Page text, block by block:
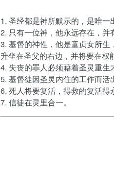
1. 圣经都是神所默示的，是唯一
2. 只有一位神，他永远存在，并
3. 基督的神性，他是童贞女所
升坐在圣父的右边，并将要在权
4. 失丧的罪人必须藉着圣灵重生
5. 基督徒因圣灵内住的工作而活
6. 死人将要复活，得救的复活得
7. 信徒在灵里合一。